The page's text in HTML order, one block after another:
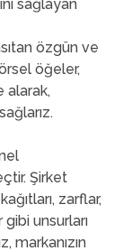
sağlayan
özgün ve
öğeler,
alarak,
Şirket
zarflar,
unsurları
markanızın